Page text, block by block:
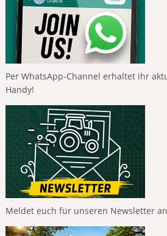
Per WhatsApp-Channel erhaltet ihr
Handy!
Meldet euch für unseren Newsletter